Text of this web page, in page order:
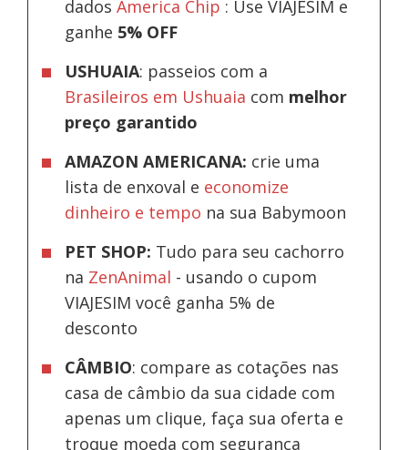
dadosAmerica Chip : Use VIAJESIM e
ganhe 5% OFF
USHUAIA: passeios com a
Brasileiros em Ushuaia com melhor
preço garantido
AMAZON AMERICANA: crie uma
lista de enxoval e economize
dinheiro e tempo na sua Babymoon
PET SHOP: Tudo para seu cachorro
na ZenAnimal - usando o cupom
VIAJESIM você ganha 5% de
desconto
CÂMBIO: compare as cotações nas
casa de câmbio da sua cidade com
apenas um clique, faça sua oferta e
troque moeda com segurança